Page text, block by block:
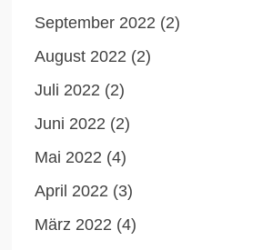
September 2022 (2)
August 2022 (2)
Juli 2022 (2)
Juni 2022 (2)
Mai 2022 (4)
April 2022 (3)
März 2022 (4)